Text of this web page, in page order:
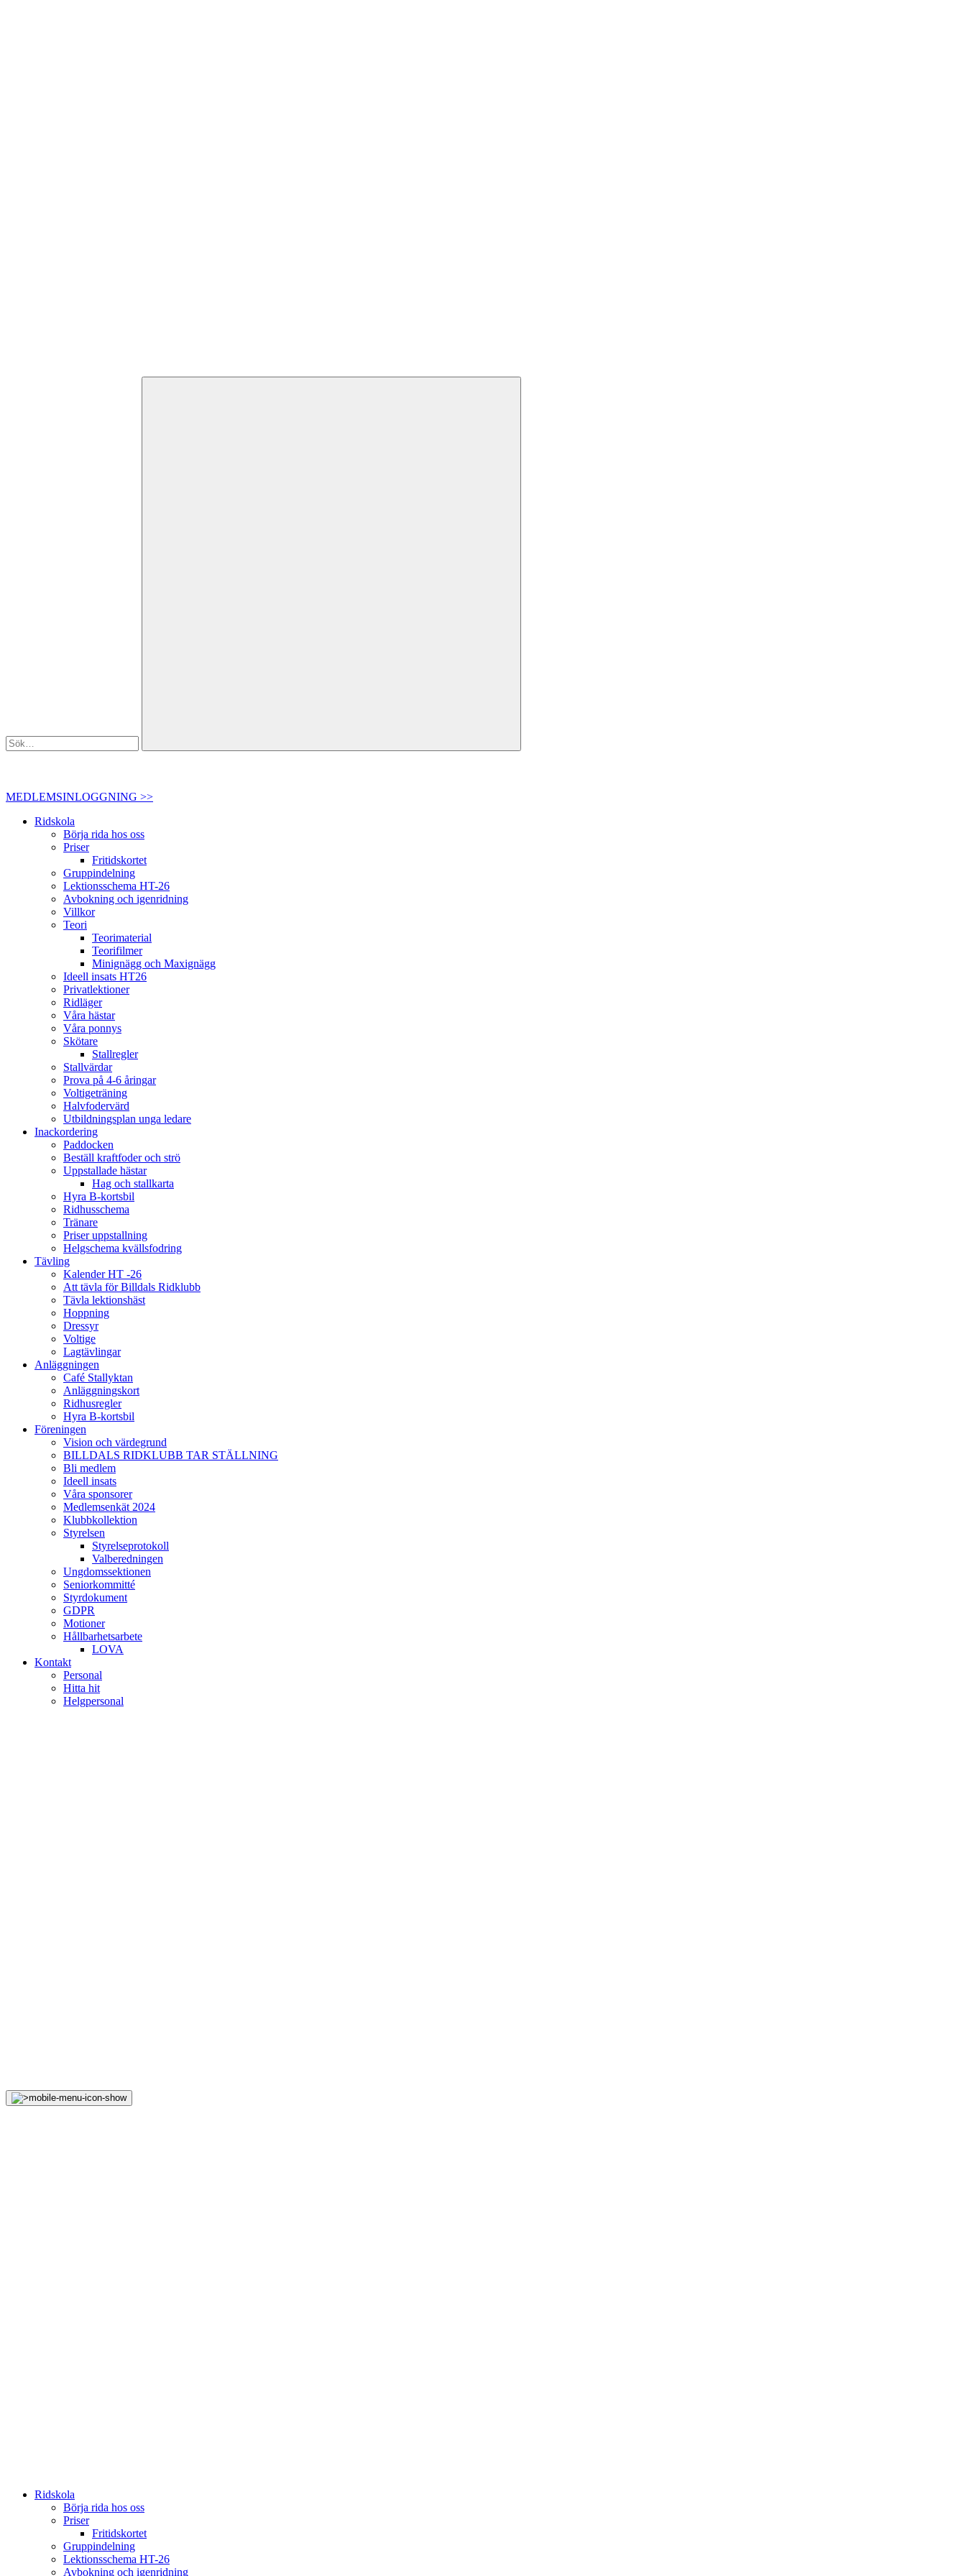
MEDLEMSINLOGGNING >>
Ridskola
Börja rida hos oss
Priser
Fritidskortet
Gruppindelning
Lektionsschema HT-26
Avbokning och igenridning
Villkor
Teori
Teorimaterial
Teorifilmer
Minignägg och Maxignägg
Ideell insats HT26
Privatlektioner
Ridläger
Våra hästar
Våra ponnys
Skötare
Stallregler
Stallvärdar
Prova på 4-6 åringar
Voltigeträning
Halvfodervärd
Utbildningsplan unga ledare
Inackordering
Paddocken
Beställ kraftfoder och strö
Uppstallade hästar
Hag och stallkarta
Hyra B-kortsbil
Ridhusschema
Tränare
Priser uppstallning
Helgschema kvällsfodring
Tävling
Kalender HT -26
Att tävla för Billdals Ridklubb
Tävla lektionshäst
Hoppning
Dressyr
Voltige
Lagtävlingar
Anläggningen
Café Stallyktan
Anläggningskort
Ridhusregler
Hyra B-kortsbil
Föreningen
Vision och värdegrund
BILLDALS RIDKLUBB TAR STÄLLNING
Bli medlem
Ideell insats
Våra sponsorer
Medlemsenkät 2024
Klubbkollektion
Styrelsen
Styrelseprotokoll
Valberedningen
Ungdomssektionen
Seniorkommitté
Styrdokument
GDPR
Motioner
Hållbarhetsarbete
LOVA
Kontakt
Personal
Hitta hit
Helgpersonal
Ridskola
Börja rida hos oss
Priser
Fritidskortet
Gruppindelning
Lektionsschema HT-26
Avbokning och igenridning